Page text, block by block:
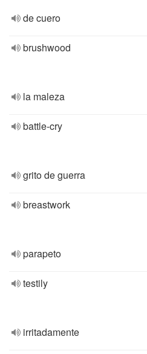
de cuero
brushwood
la maleza
battle-cry
grito de guerra
breastwork
parapeto
testily
irritadamente